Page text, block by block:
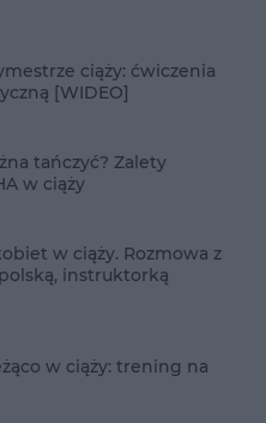
ciąży: ćwiczenia
[WIDEO]
tańczyć? Zalety
w ciąży
w ciąży. Rozmowa z
instruktorką
w ciąży: trening na